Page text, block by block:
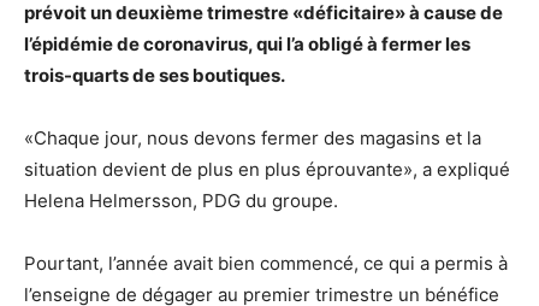
prévoit un deuxième trimestre «déficitaire» à cause de
l’épidémie de coronavirus, qui l’a obligé à fermer les
trois-quarts de ses boutiques.
«Chaque jour, nous devons fermer des magasins et la
situation devient de plus en plus éprouvante», a expliqué
Helena Helmersson, PDG du groupe.
Pourtant, l’année avait bien commencé, ce qui a permis à
l’enseigne de dégager au premier trimestre un bénéfice